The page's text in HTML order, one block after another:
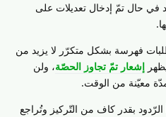
في حال تمّ إدخال تعديلات على
فهرسة بشكل متكرّر لا يزيد من
إشعار تمّ تجاوز الحصّة، ولن
معيّنة من الوقت.
الرّدود بقدر كاف من التّركيز وتُراجع